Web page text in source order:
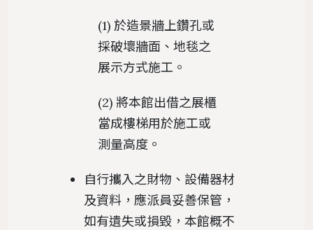
(1) 於造景牆上鑽孔或
採破壞牆面、地毯之
展示方式施工。
(2) 將本館出借之展櫃
當成樓梯用於施工或
測量高度。
自行攜入之財物、設備器材
及資料，應派員妥善保管，
如有遺失或損毀，本館概不